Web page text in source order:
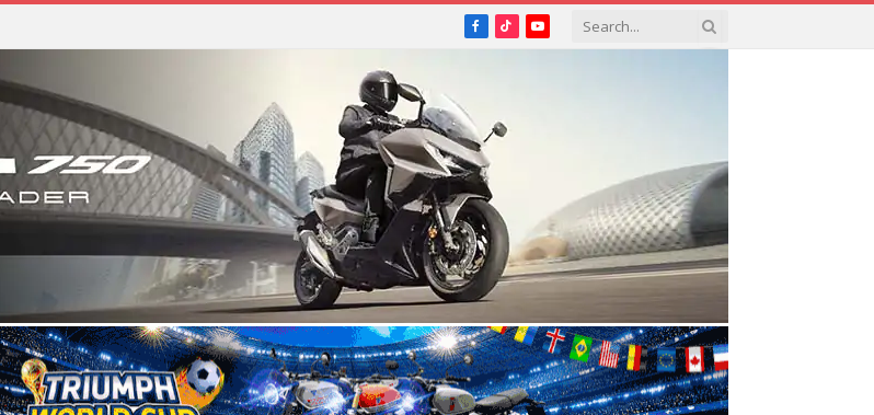
Facebook
TikTokYouTube